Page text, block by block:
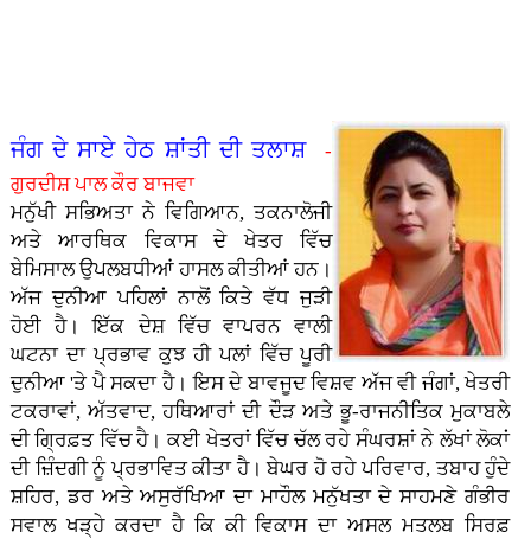
ਜਿੰ�...
ਜੰਗ ਦੇ ਸਾਏ ਹੇਠ ਸ਼ਾਂਤੀ ਦੀ ਤਲਾਸ਼-
ਗੁਰਦੀਸ਼ ਪਾਲ ਕੌਰ ਬਾਜਵਾ
ਮਨੁੱਖੀ ਸਭਿਅਤਾ ਨੇ ਵਿਗਿਆਨ, ਤਕਨਾਲੋਜੀ
ਅਤੇ ਆਰਥਿਕ ਵਿਕਾਸ ਦੇ ਖੇਤਰ ਵਿੱਚ
ਬੇਮਿਸਾਲ ਉਪਲਬਧੀਆਂ ਹਾਸਲ ਕੀਤੀਆਂ ਹਨ।
ਅੱਜ ਦੁਨੀਆ ਪਹਿਲਾਂ ਨਾਲੋਂ ਕਿਤੇ ਵੱਧ ਜੁੜੀ
ਹੋਈ ਹੈ। ਇੱਕ ਦੇਸ਼ ਵਿੱਚ ਵਾਪਰਨ ਵਾਲੀ
ਘਟਨਾ ਦਾ ਪ੍ਰਭਾਵ ਕੁਝ ਹੀ ਪਲਾਂ ਵਿੱਚ ਪੂਰੀ
ਦੁਨੀਆ 'ਤੇ ਪੈ ਸਕਦਾ ਹੈ। ਇਸ ਦੇ ਬਾਵਜੂਦ ਵਿਸ਼ਵ ਅੱਜ ਵੀ ਜੰਗਾਂ, ਖੇਤਰੀ
ਟਕਰਾਵਾਂ, ਅੱਤਵਾਦ, ਹਥਿਆਰਾਂ ਦੀ ਦੌੜ ਅਤੇ ਭੂ-ਰਾਜਨੀਤਿਕ ਮੁਕਾਬਲੇ
ਦੀ ਗ੍ਰਿਫ਼ਤ ਵਿੱਚ ਹੈ। ਕਈ ਖੇਤਰਾਂ ਵਿੱਚ ਚੱਲ ਰਹੇ ਸੰਘਰਸ਼ਾਂ ਨੇ ਲੱਖਾਂ ਲੋਕਾਂ
ਦੀ ਜ਼ਿੰਦਗੀ ਨੂੰ ਪ੍ਰਭਾਵਿਤ ਕੀਤਾ ਹੈ। ਬੇਘਰ ਹੋ ਰਹੇ ਪਰਿਵਾਰ, ਤਬਾਹ ਹੁੰਦੇ
ਸ਼ਹਿਰ, ਡਰ ਅਤੇ ਅਸੁਰੱਖਿਆ ਦਾ ਮਾਹੌਲ ਮਨੁੱਖਤਾ ਦੇ ਸਾਹਮਣੇ ਗੰਭੀਰ
ਸਵਾਲ ਖੜ੍ਹੇ ਕਰਦਾ ਹੈ ਕਿ ਕੀ ਵਿਕਾਸ ਦਾ ਅਸਲ ਮਤਲਬ ਸਿਰਫ਼